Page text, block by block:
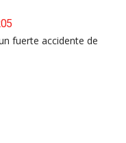
fuerte accidente de